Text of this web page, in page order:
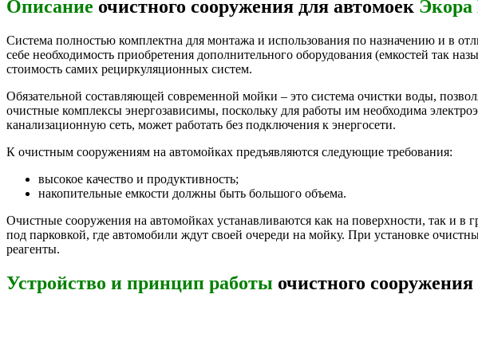
Описание очистного сооружения для автомоек
Система полностью комплектна для монтажа и использования по назначению и в
себе необходимость приобретения дополнительного оборудования (емкостей так
стоимость самих рециркуляционных систем.
Обязательной составляющей современной мойки – это система очистки воды,
очистные комплексы энергозависимы, поскольку для работы им необходима
канализационную сеть, может работать без подключения к энергосети.
К очистным сооружениям на автомойках предъявляются следующие требования:
высокое качество и продуктивность;
накопительные емкости должны быть большого объема.
Очистные сооружения на автомойках устанавливаются как на поверхности, так и
под парковкой, где автомобили ждут своей очереди на мойку. При установке
реагенты.
Устройство и принцип работы очистного